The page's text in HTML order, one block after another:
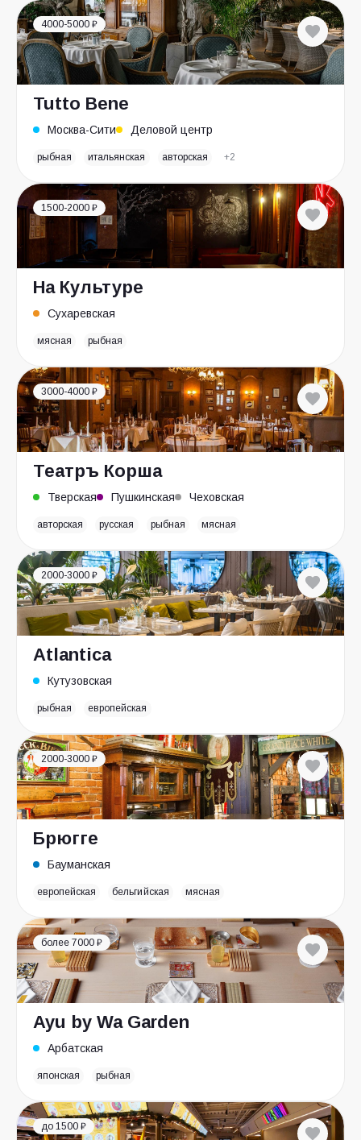
4000-5000 ₽
Tutto Bene
Москва-Сити Деловой центр
рыбная итальянская авторская +2
1500-2000 ₽
На Культуре
Сухаревская
мясная рыбная
3000-4000 ₽
Театръ Корша
Тверская Пушкинская Чеховская
авторская русская рыбная мясная
2000-3000 ₽
Atlantica
Кутузовская
рыбная европейская
2000-3000 ₽
Брюгге
Бауманская
европейская бельгийская мясная
более 7000 ₽
Ayu by Wa Garden
Арбатская
японская рыбная
до 1500 ₽